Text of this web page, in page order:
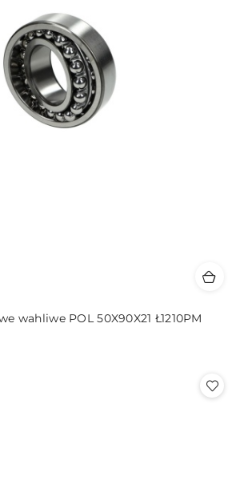
wahliwe POL 50X90X21 Ł1210PM